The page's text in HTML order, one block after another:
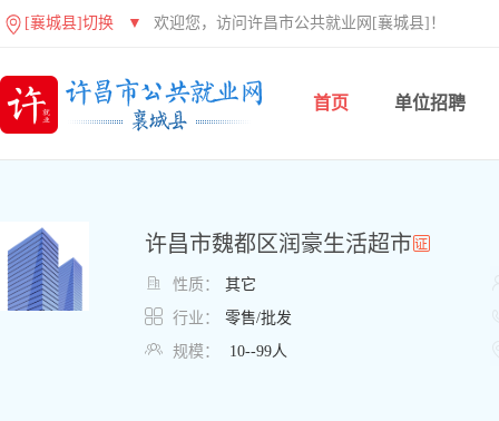
[襄城县]切换 ▼ 欢迎您，访问许昌市公共就业网[襄城县]！
首页 单位招聘
许昌市魏都区润豪生活超市
 性质： 其它
 行业： 零售/批发
 规模： 10--99人